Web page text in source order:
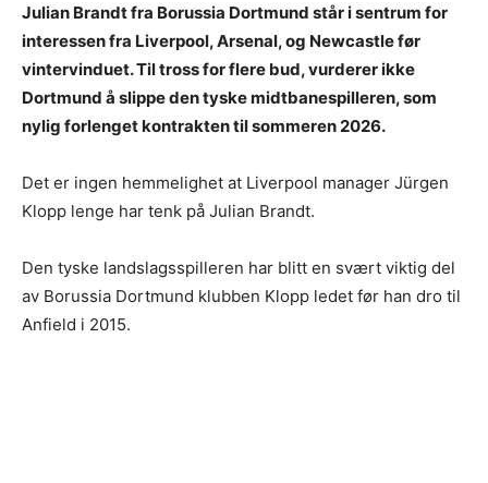
Julian Brandt fra Borussia Dortmund står i sentrum for
interessen fra Liverpool, Arsenal, og Newcastle før
vintervinduet. Til tross for flere bud, vurderer ikke
Dortmund å slippe den tyske midtbanespilleren, som
nylig forlenget kontrakten til sommeren 2026.
Det er ingen hemmelighet at Liverpool manager Jürgen
Klopp lenge har tenk på Julian Brandt.
Den tyske landslagsspilleren har blitt en svært viktig del
av Borussia Dortmund klubben Klopp ledet før han dro til
Anfield i 2015.